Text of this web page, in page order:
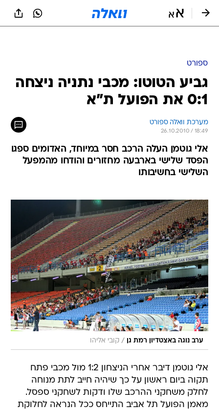
ספורט
גביע הטוטו: מכבי נתניה ניצחה
0:1 את הפועל ת"א
מערכת וואלה ספורט
26.10.2010 / 18:49
אלי גוטמן העלה הרכב חסר במיוחד, האדומים ספגו
הפסד שלישי בארבעה מחזורים והודחו מהמפעל
השלישי בחשיבותו
ערב נוגה באצטדיון רמת גן / קובי אליהו
אלי גוטמן דיבר אחרי הניצחון 1:2 מול מכבי פתח
תקוה ביום ראשון על כך שיהיה חייב לתת מנוחה
לחלק משחקני ההרכב שלו ודקות לשחקני ספסל.
מאמן הפועל תל אביב התייחס ככל הנראה לחלוקת